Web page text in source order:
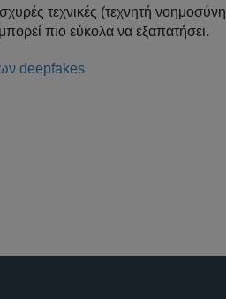
τεχνικές (τεχνητή νοημοσύνη
πιο εύκολα να εξαπατήσει.
deepfakes